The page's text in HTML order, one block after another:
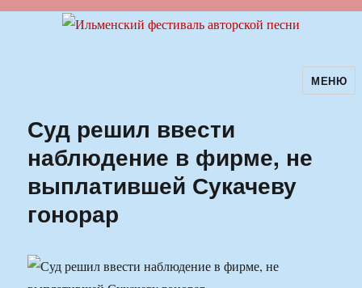
Ильменский фестиваль авторскойМЕНЮ
Суд решил ввести
наблюдение в фирме, не
выплатившей Сукачеву
гонорар